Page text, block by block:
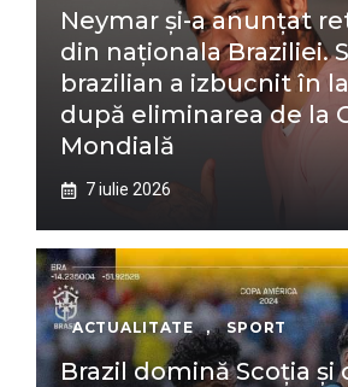
Neymar și-a anunțat
din naționala Braziliei.
brazilian a izbucnit în
după eliminarea de la
Mondială
7 iulie 2026
ACTUALITATE , SPORT
Brazil domină Scoția și